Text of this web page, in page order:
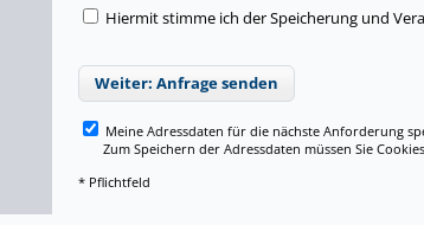
Hiermit stimme ich der Speicherung und
Weiter: Anfrage senden
Meine Adressdaten für die nächste Anforderung
Zum Speichern der Adressdaten müssen Sie
* Pflichtfeld